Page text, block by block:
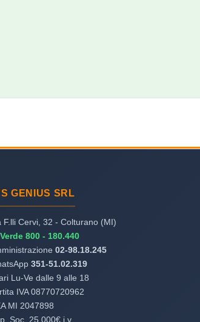
GENIUS SRL
F.lli Cervi, 32 - Colturano (MI)
800 - 180.440
02-98.18.245
351-51.02.319
Lu-Ve dalle 9 alle 18
IVA 08770720962
MI 2047898
Soc. 25.000€ i.v.